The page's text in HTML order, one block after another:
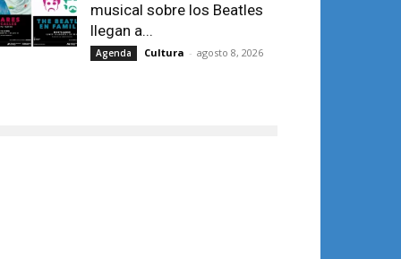
musical sobre los Beatles
llegan a...
Agenda Cultura - agosto 8, 2026